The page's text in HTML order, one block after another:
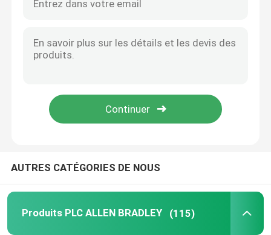
Produits
AUTRES CATÉGORIES DE NOUS
Produits PLC ALLEN BRADLEY (115)